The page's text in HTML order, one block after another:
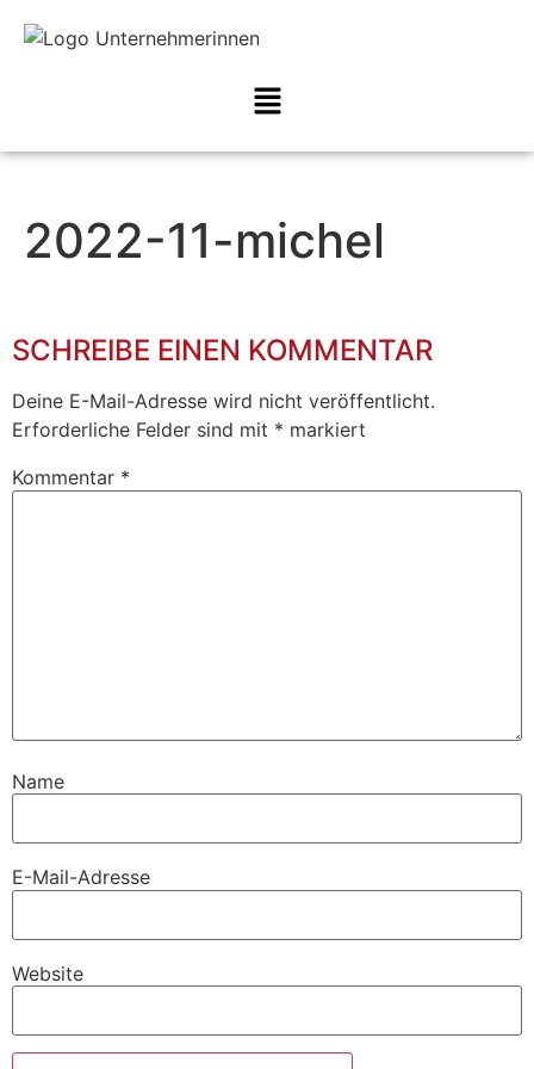
2022-11-michel
SCHREIBE EINEN KOMMENTAR
Deine E-Mail-Adresse wird nicht veröffentlicht.
Erforderliche Felder sind mit * markiert
Kommentar *
Name
E-Mail-Adresse
Website